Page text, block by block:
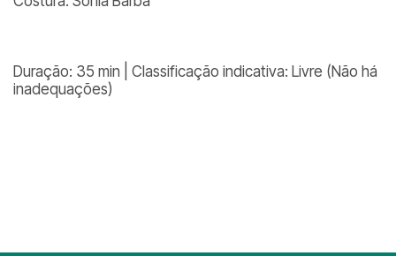
Duração: 35 min | Classificação indicativa: Livre (Não há
inadequações)